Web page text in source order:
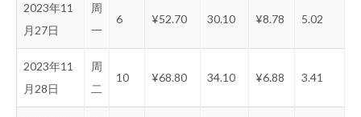
2023年11
月27日
周
一
6 ¥52.70 30.10 ¥8.78 5.02
2023年11
月28日
周
二
10 ¥68.80 34.10 ¥6.88 3.41